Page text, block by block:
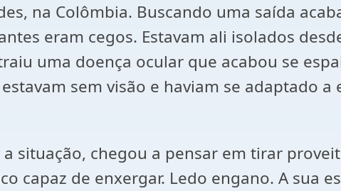
na Colômbia. Buscando uma saída
eram cegos. Estavam ali isolados
uma doença ocular que acabou se
sem visão e haviam se adaptado a
situação, chegou a pensar em tirar
capaz de enxergar. Ledo engano. A sua